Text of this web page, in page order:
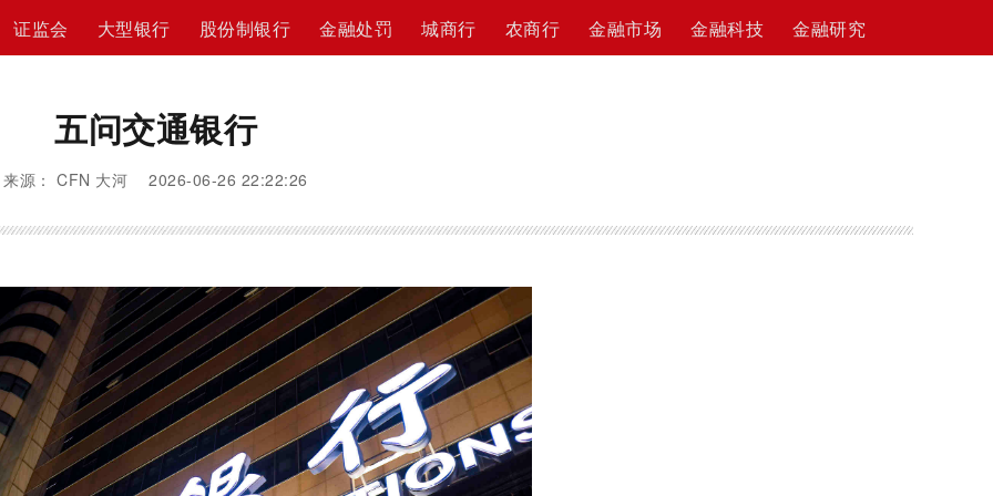
证监会 大型银行 股份制银行 金融处罚 城商行 农商行 金融市场 金融科技 金融研究
五问交通银行
来源： CFN 大河 2026-06-26 22:22:26